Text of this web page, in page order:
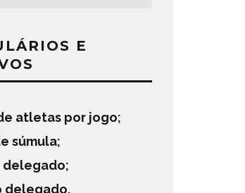
E
atletas por jogo;
súmula;
delegado;
delegado.